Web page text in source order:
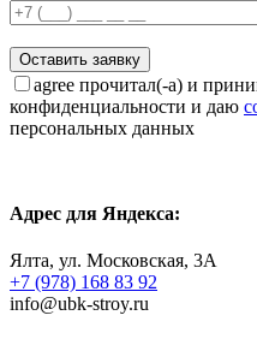
agree прочитал(-а) и
конфиденциальности и даю
персональных данных
Адрес для Яндекса:
Ялта, ул. Московская, 3А
+7 (978) 168 83 92
info@ubk-stroy.ru